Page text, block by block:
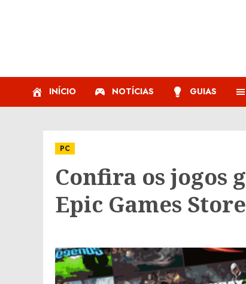
INÍCIO NOTÍCIAS GUIAS
PC
Confira os jogos
Epic Games Store